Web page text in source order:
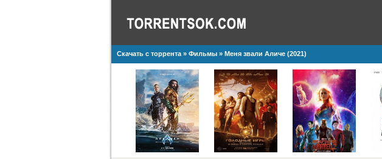
Скачать с торрента» Фильмы» Меня звали Аличе (2021)